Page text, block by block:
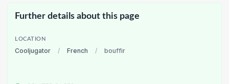
Further details about this page
LOCATION
Cooljugator / French / bouffir